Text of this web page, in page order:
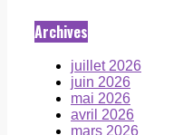
Archives
juillet 2026
juin 2026
mai 2026
avril 2026
mars 2026